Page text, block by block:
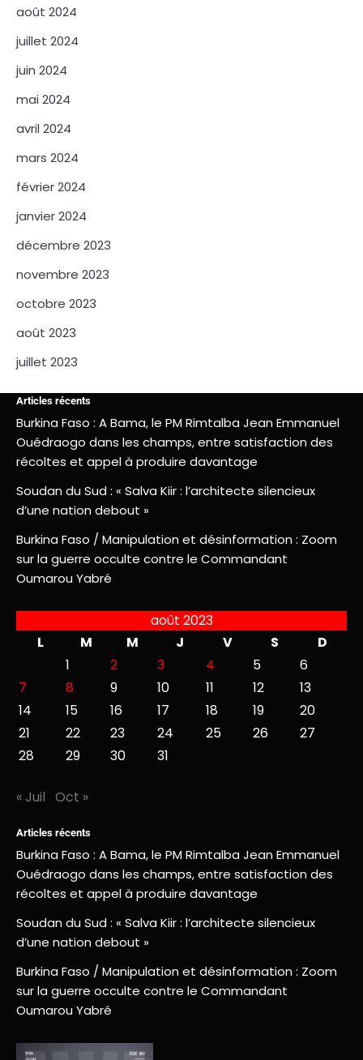
août 2024
juillet 2024
juin 2024
mai 2024
avril 2024
mars 2024
février 2024
janvier 2024
décembre 2023
novembre 2023
octobre 2023
août 2023
juillet 2023
Articles récents
Burkina Faso : A Bama, le PM Rimtalba Jean Emmanuel
Ouédraogo dans les champs, entre satisfaction des
récoltes et appel à produire davantage
Soudan du Sud : « Salva Kiir : l’architecte silencieux
d’une nation debout »
Burkina Faso / Manipulation et désinformation : Zoom
sur la guerre occulte contre le Commandant
Oumarou Yabré
août 2023
L
M M J V S
D
1
2 3 4 5
6
7
8 9 10 11 12
13
14
15 16 17 18 19
20
21
22 23 24 25 26
27
28
29 30 31
« Juil Oct »
Articles récents
Burkina Faso : A Bama, le PM Rimtalba Jean Emmanuel
Ouédraogo dans les champs, entre satisfaction des
récoltes et appel à produire davantage
Soudan du Sud : « Salva Kiir : l’architecte silencieux
d’une nation debout »
Burkina Faso / Manipulation et désinformation : Zoom
sur la guerre occulte contre le Commandant
Oumarou Yabré